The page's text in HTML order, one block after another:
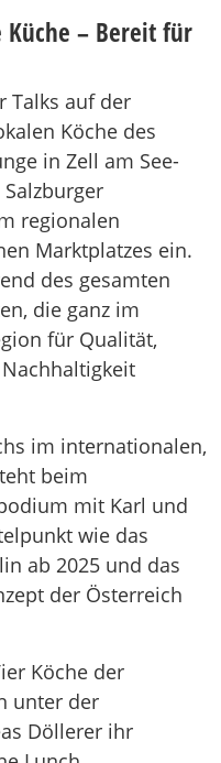
– Bereit für
Talks auf der
Köche des
in Zell am See-
regionalen
Marktplatzes ein.
des gesamten
die ganz im
für Qualität,
im internationalen,
beim
mit Karl und
wie das
ab 2025 und das
der Österreich